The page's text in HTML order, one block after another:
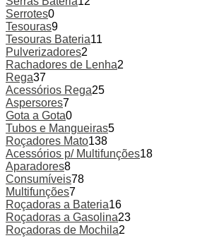
Serrotes0
Tesouras9
Tesouras Bateria11
Pulverizadores2
Rachadores de Lenha2
Rega37
Acessórios Rega25
Aspersores7
Gota a Gota0
Tubos e Mangueiras5
Roçadores Mato138
Acessórios p/ Multifunções18
Aparadores8
Consumíveis78
Multifunções7
Roçadoras a Bateria16
Roçadoras a Gasolina23
Roçadoras de Mochila2